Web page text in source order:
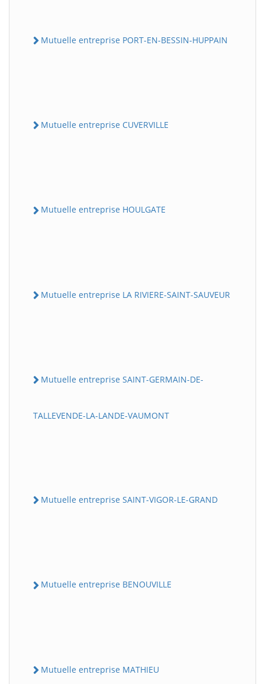
Mutuelle entreprise PORT-EN-BESSIN-HUPPAIN
Mutuelle entreprise CUVERVILLE
Mutuelle entreprise HOULGATE
Mutuelle entreprise LA RIVIERE-SAINT-SAUVEUR
Mutuelle entreprise SAINT-GERMAIN-DE-
TALLEVENDE-LA-LANDE-VAUMONT
Mutuelle entreprise SAINT-VIGOR-LE-GRAND
Mutuelle entreprise BENOUVILLE
Mutuelle entreprise MATHIEU